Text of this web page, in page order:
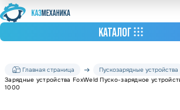
КАТАЛОГ
Главная страница
Пускозарядные устройства
Зарядные устройства FoxWeld Пуско-зарядное
1000